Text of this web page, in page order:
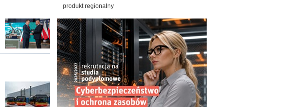
produkt regionalny